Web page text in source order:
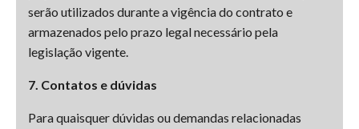
serão utilizados durante a vigência do contrato e
armazenados pelo prazo legal necessário pela
legislação vigente.
7. Contatos e dúvidas
Para quaisquer dúvidas ou demandas relacionadas